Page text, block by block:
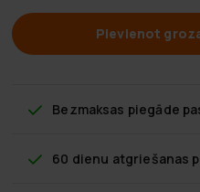
Pievienot
Bezmaksas piegāde
60 dienu atgriešanas